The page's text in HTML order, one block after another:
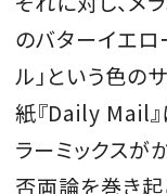
のバターイエロ
ル」という色の
紙『Daily Mail
ラーミックスが
否両論を巻き起